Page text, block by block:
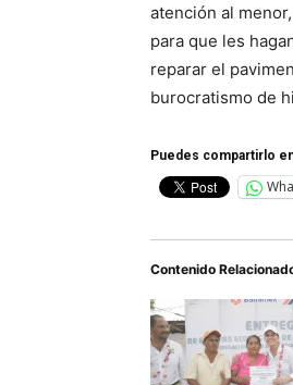
atención al
para que les
reparar el
burocratismo de
Puedes compartirlo
Contenido